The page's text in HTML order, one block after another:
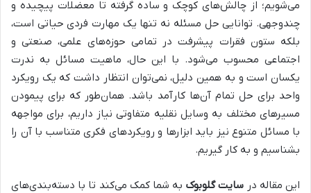
می‌شویم؛ از چالش‌های کوچک و ساده گرفته تا معضلات پیچیده و
چندوجهی. توانایی حل مسئله نه تنها یک مهارت فردی حیاتی است،
بلکه ستون فقرات پیشرفت در تمامی حوزه‌های علمی، صنعتی و
اجتماعی محسوب می‌شود. با این حال، ماهیت مسائل به ندرت
یکسان است و به همین دلیل، نمی‌توان انتظار داشت که یک رویکرد
واحد برای حل تمام آن‌ها کارآمد باشد. همان‌طور که برای پیمودن
مسیرهای مختلف به وسایل نقلیه متفاوتی نیاز داریم، برای مواجهه
با مسائل متنوع نیز باید ابزارها و رویکردهای فکری متناسب با آن را
بشناسیم و به کار گیریم.
این مقاله در سایت گلوبوک به شما کمک می‌کند تا با دسته‌بندی‌های